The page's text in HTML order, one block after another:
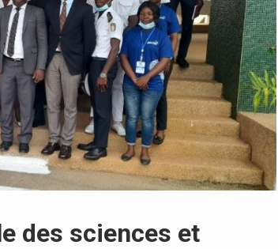
des sciences et